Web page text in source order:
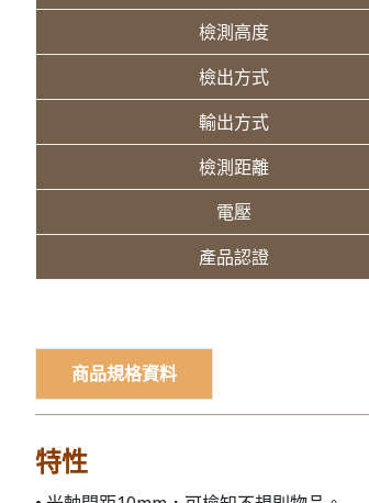
檢測高度
檢出方式
輸出方式
檢測距離
電壓
產品認證
商品規格資料
特性